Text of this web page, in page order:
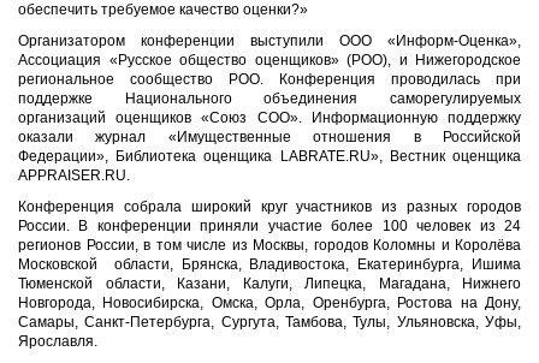
обеспечить требуемое качество оценки?»
Организатором конференции выступили ООО «Информ-Оценка»,
Ассоциация «Русское общество оценщиков» (РОО), и Нижегородское
региональное сообщество РОО. Конференция проводилась при
поддержке Национального объединения саморегулируемых
организаций оценщиков «Союз СОО». Информационную поддержку
оказали журнал «Имущественные отношения в Российской
Федерации», Библиотека оценщика LABRATE.RU», Вестник оценщика
APPRAISER.RU.
Конференция собрала широкий круг участников из разных городов
России. В конференции приняли участие более 100 человек из 24
регионов России, в том числе из Москвы, городов Коломны и Королёва
Московской области, Брянска, Владивостока, Екатеринбурга, Ишима
Тюменской области, Казани, Калуги, Липецка, Магадана, Нижнего
Новгорода, Новосибирска, Омска, Орла, Оренбурга, Ростова на Дону,
Самары, Санкт-Петербурга, Сургута, Тамбова, Тулы, Ульяновска, Уфы,
Ярославля.